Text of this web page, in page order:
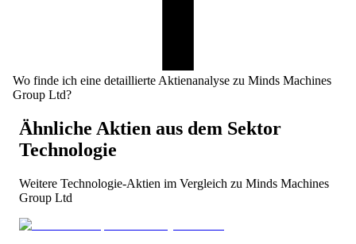
Wo finde ich eine detaillierte Aktienanalyse zu Minds Machines
Group Ltd?
Ähnliche Aktien aus dem Sektor
Technologie
Weitere Technologie-Aktien im Vergleich zu Minds Machines
Group Ltd